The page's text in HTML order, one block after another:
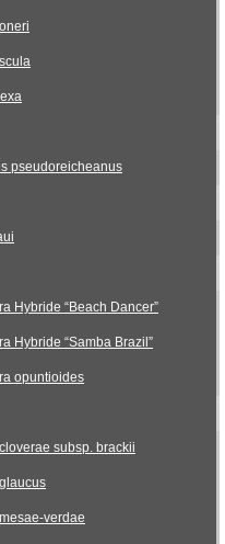
pseudoreicheanus
Hybride “Beach Dancer”
Hybride “Samba Brazil”
opuntioides
subsp. brackii
verdae